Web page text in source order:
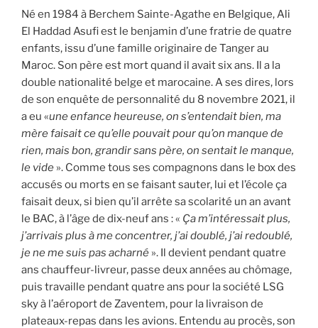
Né en 1984 à Berchem Sainte-Agathe en Belgique, Ali
El Haddad Asufi est le benjamin d’une fratrie de quatre
enfants, issu d’une famille originaire de Tanger au
Maroc. Son père est mort quand il avait six ans. Il a la
double nationalité belge et marocaine. A ses dires, lors
de son enquête de personnalité du 8 novembre 2021, il
a eu «une enfance heureuse, on s’entendait bien, ma
mère faisait ce qu’elle pouvait pour qu’on manque de
rien, mais bon, grandir sans père, on sentait le manque,
le vide ». Comme tous ses compagnons dans le box des
accusés ou morts en se faisant sauter, lui et l’école ça
faisait deux, si bien qu’il arrête sa scolarité un an avant
le BAC, à l’âge de dix-neuf ans : « Ça m’intéressait plus,
j’arrivais plus à me concentrer, j’ai doublé, j’ai redoublé,
je ne me suis pas acharné ». Il devient pendant quatre
ans chauffeur-livreur, passe deux années au chômage,
puis travaille pendant quatre ans pour la société LSG
sky à l’aéroport de Zaventem, pour la livraison de
plateaux-repas dans les avions. Entendu au procès, son